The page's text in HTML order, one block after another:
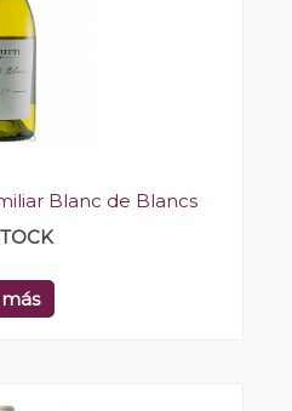
Blanc de Blancs